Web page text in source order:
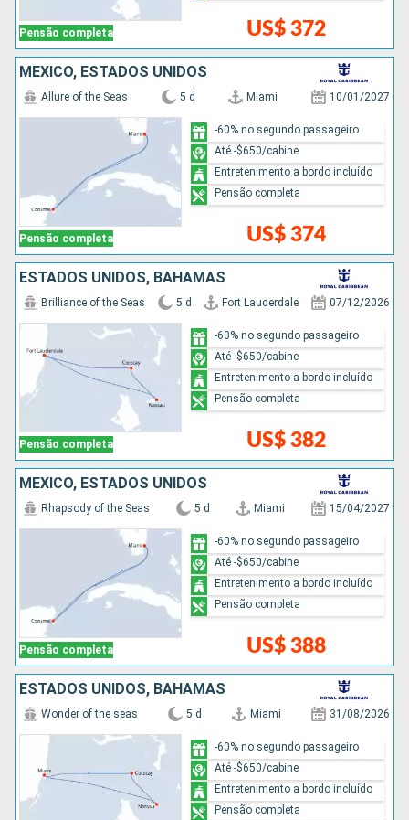
Pensão completa US$ 372
MÉXICO, ESTADOS UNIDOS
Pensão completa
Allure of the Seas 5 d Miami 10/01/2027
US$ 374
-60% no segundo passageiro
Até -$650/cabine
Entretenimento a bordo incluído
Pensão completa
ESTADOS UNIDOS, BAHAMAS
Pensão completa
Brilliance of the Seas 5 d Fort Lauderdale 07/12/2026
US$ 382
-60% no segundo passageiro
Até -$650/cabine
Entretenimento a bordo incluído
Pensão completa
MÉXICO, ESTADOS UNIDOS
Pensão completa
Rhapsody of the Seas 5 d Miami 15/04/2027
US$ 388
-60% no segundo passageiro
Até -$650/cabine
Entretenimento a bordo incluído
Pensão completa
ESTADOS UNIDOS, BAHAMAS
Wonder of the seas 5 d Miami 31/08/2026
-60% no segundo passageiro
Até -$650/cabine
Entretenimento a bordo incluído
Pensão completa